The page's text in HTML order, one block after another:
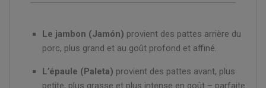
Le jambon (Jamón) provient des pattes arrière du
porc, plus grand et au goût profond et affiné.
L’épaule (Paleta) provient des pattes avant, plus
petite, plus grasse et plus intense en goût – parfaite